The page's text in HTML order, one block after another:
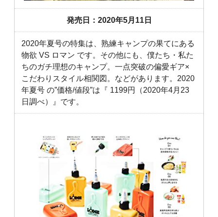
発売日：2020年5月11日
2020年夏号の特集は、熟練キャンプの果てにある
物欲 VS ロマン です。その他にも、僕たち・私た
ちのガチ理想のキャンプ。一点突破の偏愛ギア×
こだわりスタイル相関図。などがあります。2020
年夏号 の”価格/値段”は『 1199円（2020年4月23
日調べ）』です。